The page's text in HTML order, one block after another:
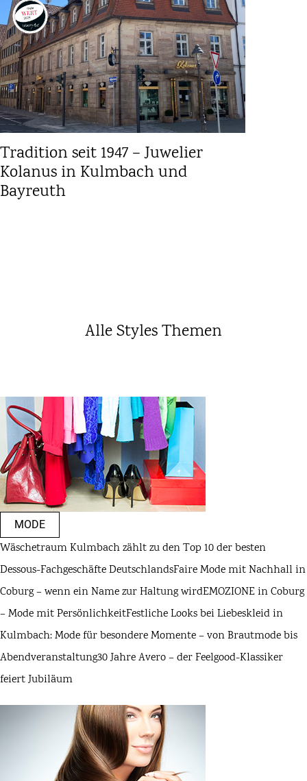
Tradition seit 1947 – Juwelier
Kolanus in Kulmbach und
Bayreuth
Alle Styles Themen
MODE
Wäschetraum Kulmbach zählt zu den Top 10 der besten
Dessous-Fachgeschäfte DeutschlandsFaire Mode mit Nachhall in
Coburg – wenn ein Name zur Haltung wirdEMOZIONE in Coburg
– Mode mit PersönlichkeitFestliche Looks bei Liebeskleid in
Kulmbach: Mode für besondere Momente – von Brautmode bis
Abendveranstaltung30 Jahre Avero – der Feelgood-Klassiker
feiert Jubiläum